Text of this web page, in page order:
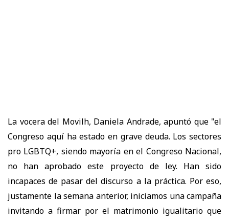
La vocera del Movilh, Daniela Andrade, apuntó que "el
Congreso aquí ha estado en grave deuda. Los sectores
pro LGBTQ+, siendo mayoría en el Congreso Nacional,
no han aprobado este proyecto de ley. Han sido
incapaces de pasar del discurso a la práctica. Por eso,
justamente la semana anterior, iniciamos una campaña
invitando a firmar por el matrimonio igualitario que